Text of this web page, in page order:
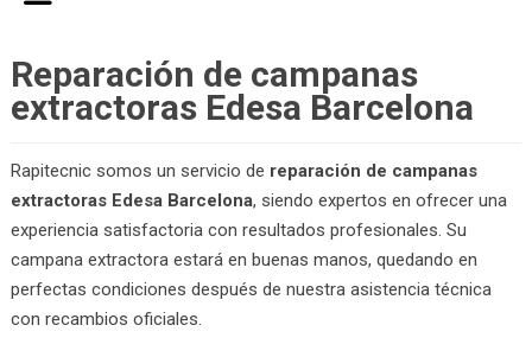
Reparación de campanas
extractoras Edesa Barcelona
Rapitecnic somos un servicio de reparación de campanas
extractoras Edesa Barcelona, siendo expertos en ofrecer una
experiencia satisfactoria con resultados profesionales. Su
campana extractora estará en buenas manos, quedando en
perfectas condiciones después de nuestra asistencia técnica
con recambios oficiales.